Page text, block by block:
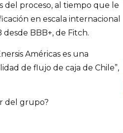
proceso, al tiempo que le
en escala internacional
BBB+, de Fitch.
Américas es una
de flujo de caja de Chile”,
del grupo?